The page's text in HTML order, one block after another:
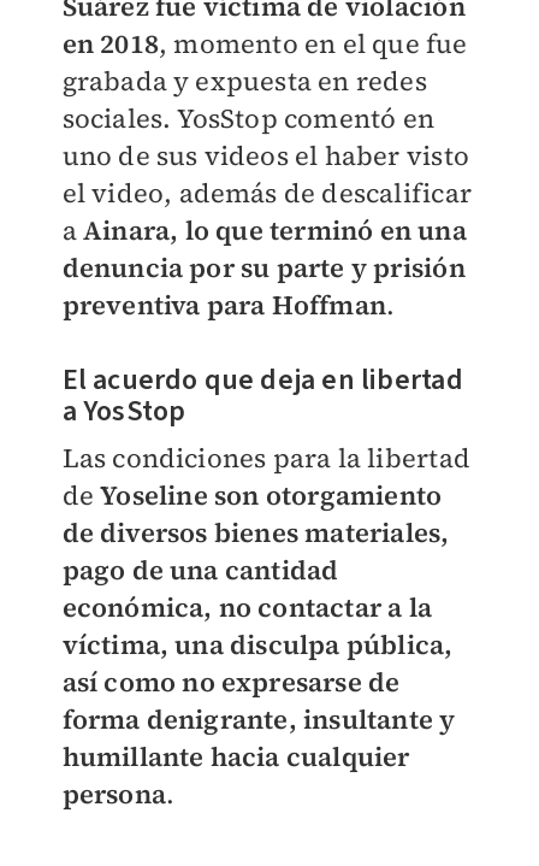
en 2018, momento en el que fue
grabada y expuesta en redes
sociales. YosStop comentó en
uno de sus videos el haber visto
el video, además de descalificar
aAinara, lo que terminó en una
denuncia por su parte y prisión
preventiva para Hoffman.
El acuerdo que deja en libertad
a YosStop
Las condiciones para la libertad
deYoseline son otorgamiento
de diversos bienes materiales,
pago de una cantidad
económica, no contactar a la
víctima, una disculpa pública,
así como no expresarse de
forma denigrante, insultante y
humillante hacia cualquier
persona.